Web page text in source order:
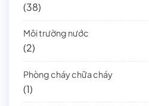
(38)
Môi trường nước
(2)
Phòng cháy chữa cháy
(1)